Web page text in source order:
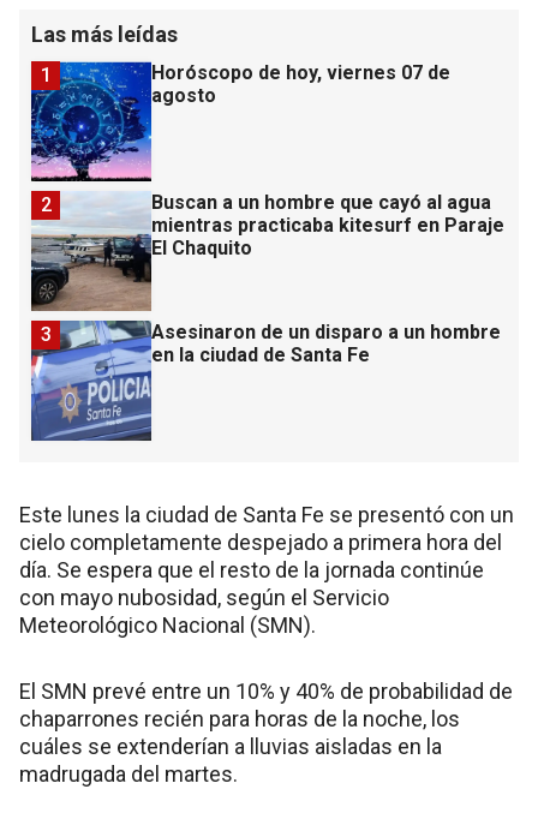
Las más leídas
Horóscopo de hoy, viernes 07 de
agosto
1
Buscan a un hombre que cayó al agua
mientras practicaba kitesurf en Paraje
El Chaquito
2
Asesinaron de un disparo a un hombre
en la ciudad de Santa Fe
3
Este lunes la ciudad de Santa Fe se presentó con un
cielo completamente despejado a primera hora del
día. Se espera que el resto de la jornada continúe
con mayo nubosidad, según el Servicio
Meteorológico Nacional (SMN).
El SMN prevé entre un 10% y 40% de probabilidad de
chaparrones recién para horas de la noche, los
cuáles se extenderían a lluvias aisladas en la
madrugada del martes.